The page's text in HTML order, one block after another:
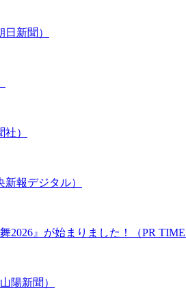
新聞）
）
報デジタル）
2026』が始まりました！（PR
陽新聞）